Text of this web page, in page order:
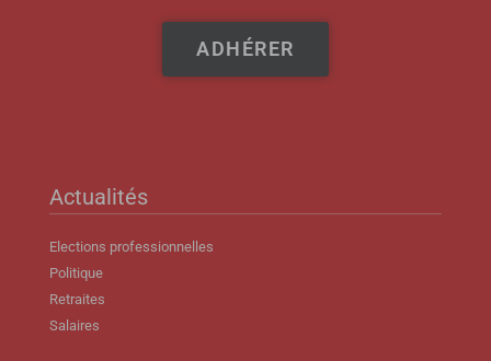
ADHÉRER
Actualités
Elections professionnelles
Politique
Retraites
Salaires